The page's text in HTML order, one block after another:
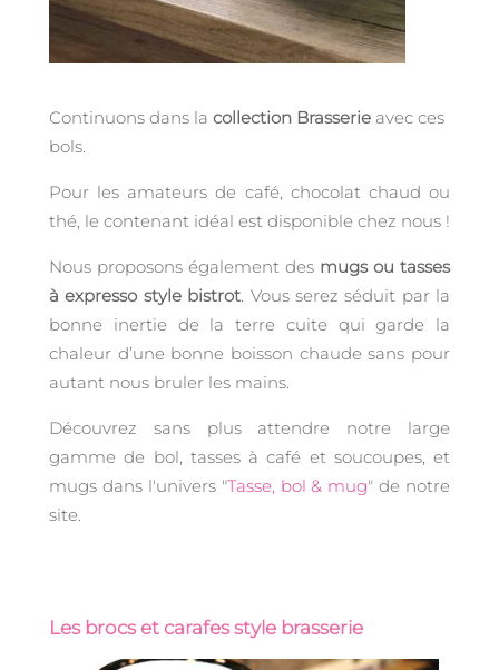
Continuons dans la collection Brasserie avec ces
bols.
Pour les amateurs de café, chocolat chaud ou
thé, le contenant idéal est disponible chez nous !
Nous proposons également des mugs ou tasses
à expresso style bistrot . Vous serez séduit par la
bonne inertie de la terre cuite qui garde la
chaleur d’une bonne boisson chaude sans pour
autant nous bruler les mains.
Découvrez sans plus attendre notre large
gamme de bol, tasses à café et soucoupes, et
mugs dans l'univers "Tasse, bol & mug" de notre
site.
Les brocs et carafes style brasserie